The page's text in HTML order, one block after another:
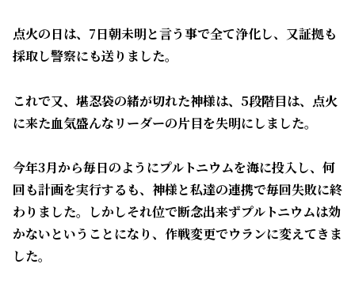
点火の日は、7日朝未明と言う事で全て浄化し、又証拠も
採取し警察にも送りました。
これで又、堪忍袋の緒が切れた神様は、5段階目は、点火
に来た血気盛んなリーダーの片目を失明にしました。
今年3月から毎日のようにプルトニウムを海に投入し、何
回も計画を実行するも、神様と私達の連携で毎回失敗に終
わりました。しかしそれ位で断念出来ずプルトニウムは効
かないということになり、作戦変更でウランに変えてきま
した。